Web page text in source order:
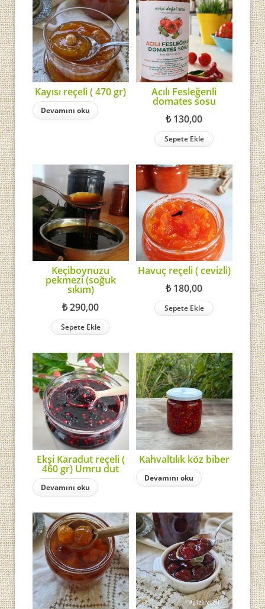
Kayısı reçeli ( 470 gr)
Devamını oku
Acılı Fesleğenli
domates sosu
₺130,00
Sepete Ekle
Keçiboynuzu
pekmezi (soğuk
sıkım)
₺290,00
Sepete Ekle
Havuç reçeli ( cevizli)
₺180,00
Sepete Ekle
Ekşi Karadut reçeli (
460 gr) Umru dut
Devamını oku
Kahvaltılık köz biber
Devamını oku